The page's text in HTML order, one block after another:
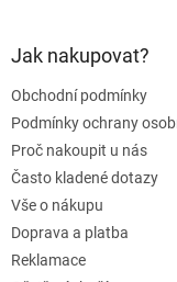
Jak nakupovat?
Obchodní podmínky
Podmínky ochrany
Proč nakoupit u nás
Často kladené dotazy
Vše o nákupu
Doprava a platba
Reklamace